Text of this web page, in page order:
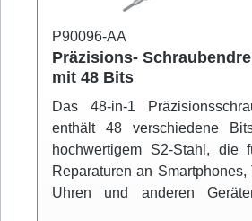
P90096-AA
Präzisions-
mit 48 Bits
Das 48-in-1
enthält 48 verschiedene
hochwertigem S2-Stahl, die
Reparaturen an Smartphones,
Uhren und anderen